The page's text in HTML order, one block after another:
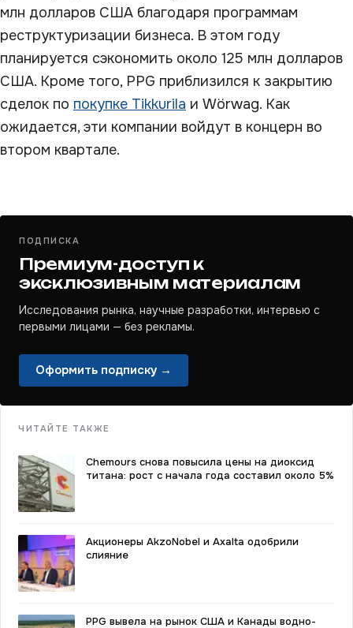
млн долларов США благодаря программам
реструктуризации бизнеса. В этом году
планируется сэкономить около 125 млн долларов
США. Кроме того, PPG приблизился к закрытию
сделок по покупке Tikkurila и Wörwag. Как
ожидается, эти компании войдут в концерн во
втором квартале.
ПОДПИСКА
Премиум-доступ к
эксклюзивным материалам
Исследования рынка, научные разработки, интервью с
первыми лицами — без рекламы.
Оформить подписку →
ЧИТАЙТЕ ТАКЖЕ
Chemours снова повысила цены на диоксид
титана: рост с начала года составил около 5%
Акционеры AkzoNobel и Axalta одобрили
слияние
PPG вывела на рынок США и Канады водно-